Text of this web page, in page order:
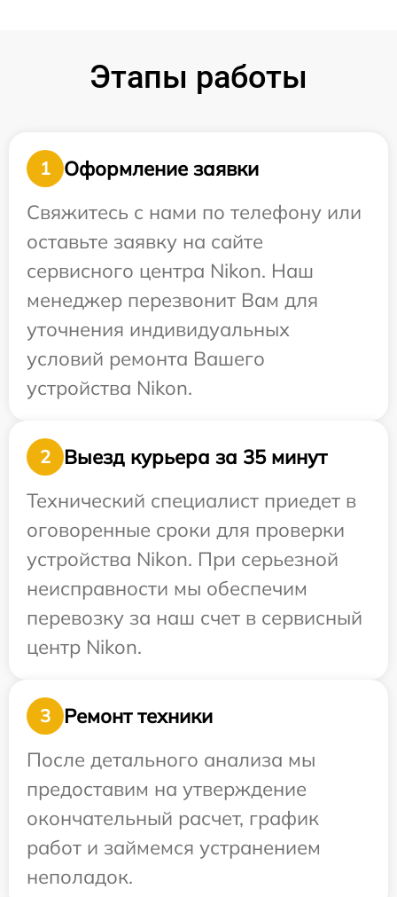
Этапы работы
1
Оформление заявки
Свяжитесь с нами по телефону или
оставьте заявку на сайте
сервисного центра Nikon. Наш
менеджер перезвонит Вам для
уточнения индивидуальных
условий ремонта Вашего
устройства Nikon.
2
Выезд курьера за 35 минут
Технический специалист приедет в
оговоренные сроки для проверки
устройства Nikon. При серьезной
неисправности мы обеспечим
перевозку за наш счет в сервисный
центр Nikon.
3
Ремонт техники
После детального анализа мы
предоставим на утверждение
окончательный расчет, график
работ и займемся устранением
неполадок.